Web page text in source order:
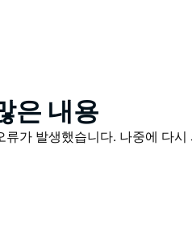
책로는 잘 정비되어 있어 걷기
션을 방문하여 픽턴의 증기 기
년 전에 형성된 것으로 추정되
은 내용
가 발생했습니다. 나중에 다시